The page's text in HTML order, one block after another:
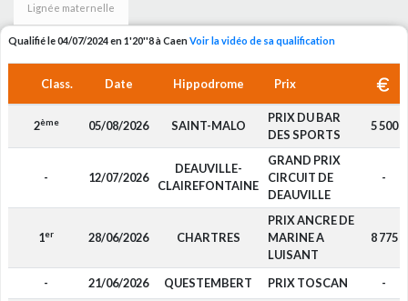
Lignée maternelle
Qualifié le 04/07/2024 en 1'20''8 à CaenVoir la vidéo de sa qualification
Class. Date Hippodrome Prix
2ème 05/08/2026 SAINT-MALO
PRIX DU BAR
DES SPORTS
5 500
- 12/07/2026
DEAUVILLE-
CLAIREFONTAINE
GRAND PRIX
CIRCUIT DE
DEAUVILLE
-
1er 28/06/2026 CHARTRES
PRIX ANCRE DE
MARINE A
LUISANT
8 775
- 21/06/2026 QUESTEMBERT PRIX TOSCAN -